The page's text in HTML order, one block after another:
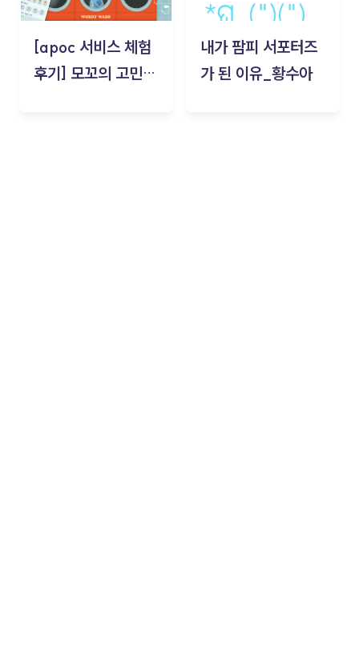
[apoc 서비스 체험
후기] 모꼬의 고민세
내가 팜피 서포터즈
가 된 이유_황수아